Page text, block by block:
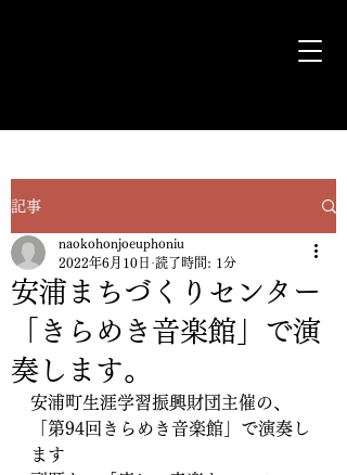
記事
安浦まちづくりセンター
「きらめき音楽館」で演
奏します。
naokohonjoeuphoniu
2022年6月10日 読了時間: 1分
安浦町生涯学習振興財団主催の、
「第94回きらめき音楽館」で演奏し
ます